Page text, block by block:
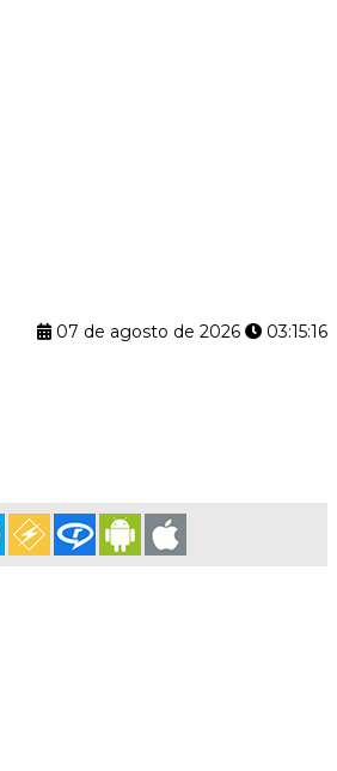
07 de agosto de 2026 03:15:17